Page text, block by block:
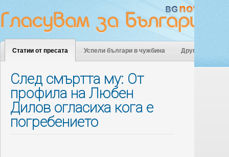
Статии от пресата Успели българи в чужбина Други
След смъртта му: От
профила на Любен
Дилов огласиха кога е
погребението